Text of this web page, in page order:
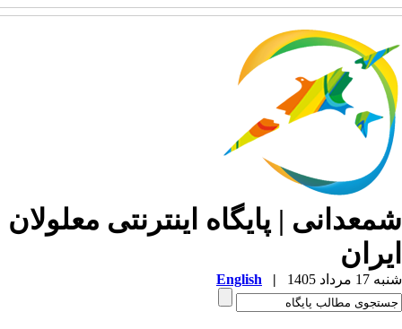
| پایگاه اینترنتی معلولان
مرداد 1405 |
English